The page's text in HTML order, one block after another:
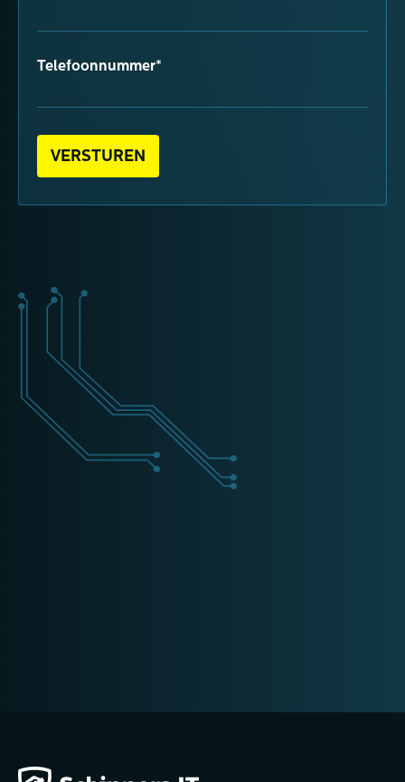
Telefoonnummer*